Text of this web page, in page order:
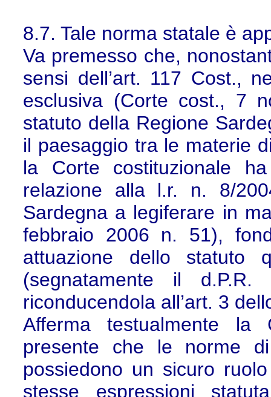
8.7. Tale norma statale è
Va premesso che,
sensi dell’art. 117 Cost.,
esclusiva (Corte cost., 7
statuto della Regione
il paesaggio tra le materie
la Corte costituzionale
relazione alla l.r. n. 8/
Sardegna a legiferare in
febbraio 2006 n. 51),
attuazione dello statuto
(segnatamente il
riconducendola all’art. 3
Afferma testualmente la
presente che le norme
possiedono un sicuro
stesse espressioni